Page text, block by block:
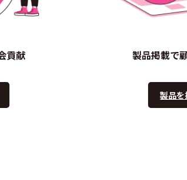
貢献 製品掲載で
製品を